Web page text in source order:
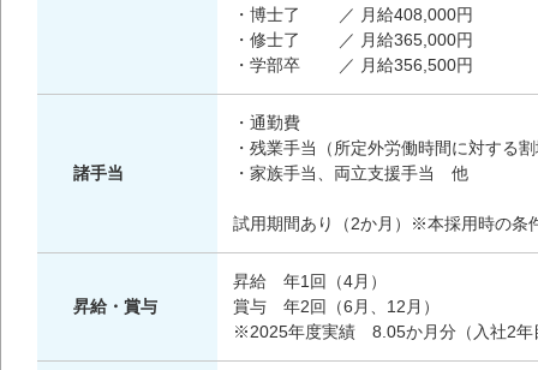
・博士了 ／ 月給
・修士了 ／ 月給365,000円
・学部卒 ／ 月給356,500円
諸手当
・通勤費
・残業手当（所定外労働時間に対する
・家族手当、両立支援手当 他
試用期間あり（2か月）※本採用時の条
昇給・賞与
昇給 年1回（4月）
賞与 年2回（6月、12月）
※2025年度実績 8.05か月分（入社2年